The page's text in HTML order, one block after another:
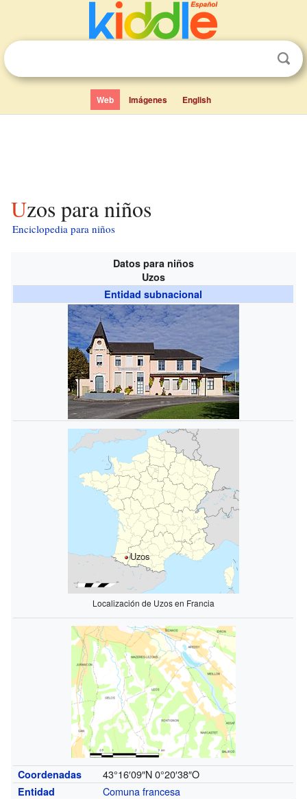
Web Imágenes English
Uzos para niños
Enciclopedia para niños
Datos para niños
Uzos
Entidad subnacional
Uzos
Localización de Uzos en Francia
Coordenadas 43°16′09″N 0°20′38″O
Entidad
Comuna francesa